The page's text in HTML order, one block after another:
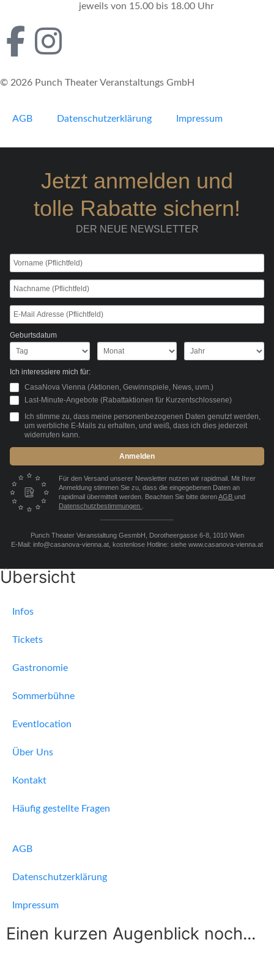
jeweils von 15.00 bis 18.00 Uhr
© 2026 Punch Theater Veranstaltungs GmbH
AGB Datenschutzerklärung Impressum
Jetzt anmelden und
tolle Rabatte sichern!
DER NEUE NEWSLETTER
Geburtsdatum
Ich interessiere mich für:
CasaNova Vienna (Aktionen, Gewinnspiele, News, uvm.)
Last-Minute-Angebote (Rabattaktionen für Kurzentschlossene)
Ich stimme zu, dass meine personenbezogenen Daten genutzt werden,
um werbliche E-Mails zu erhalten, und weiß, dass ich dies jederzeit
widerrufen kann.
Anmelden
Für den Versand unserer Newsletter nutzen wir rapidmail. Mit Ihrer
Anmeldung stimmen Sie zu, dass die eingegebenen Daten an
rapidmail übermittelt werden. Beachten Sie bitte derenAGB und
Datenschutzbestimmungen .
Punch Theater Veranstaltung GesmbH, Dorotheergasse 6-8, 1010 Wien
E-Mail: info@casanova-vienna.at, kostenlose Hotline: siehe www.casanova-vienna.at
Übersicht
Infos
Tickets
Gastronomie
Sommerbühne
Eventlocation
Über Uns
Kontakt
Häufig gestellte Fragen
AGB
Datenschutzerklärung
Impressum
Einen kurzen Augenblick noch...